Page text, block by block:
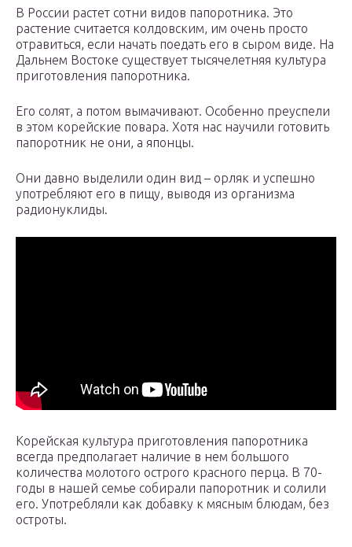
В России растет сотни видов папоротника. Это
растение считается колдовским, им очень просто
отравиться, если начать поедать его в сыром виде. На
Дальнем Востоке существует тысячелетняя культура
приготовления папоротника.
Его солят, а потом вымачивают. Особенно преуспели
в этом корейские повара. Хотя нас научили готовить
папоротник не они, а японцы.
Они давно выделили один вид – орляк и успешно
употребляют его в пищу, выводя из организма
радионуклиды.
Корейская культура приготовления папоротника
всегда предполагает наличие в нем большого
количества молотого острого красного перца. В 70-
годы в нашей семье собирали папоротник и солили
его. Употребляли как добавку к мясным блюдам, без
остроты.